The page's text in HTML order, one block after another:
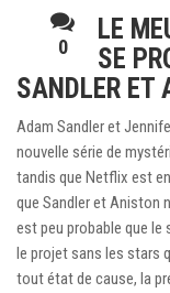
0
LE
SE
SANDLER ET
Adam Sandler et
nouvelle série de
tandis que Netflix est
que Sandler et Aniston
est peu probable que le
le projet sans les stars
tout état de cause, la